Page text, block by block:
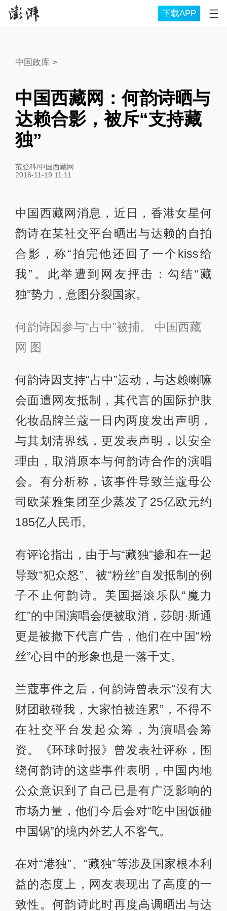
下载APP
中国政库 >
中国西藏网：何韵诗晒与
达赖合影，被斥“支持藏
独”
范登科/中国西藏网
2016-11-19 11:11
中国西藏网消息，近日，香港女星何
韵诗在某社交平台晒出与达赖的自拍
合影，称“拍完他还回了一个kiss给
我”。此举遭到网友抨击：勾结“藏
独”势力，意图分裂国家。
何韵诗因参与“占中”被捕。 中国西藏
网 图
何韵诗因支持“占中”运动，与达赖喇嘛
会面遭网友抵制，其代言的国际护肤
化妆品牌兰蔻一日内两度发出声明，
与其划清界线，更发表声明，以安全
理由，取消原本与何韵诗合作的演唱
会。有分析称，该事件导致兰蔻母公
司欧莱雅集团至少蒸发了25亿欧元约
185亿人民币。
有评论指出，由于与“藏独”掺和在一起
导致“犯众怒”、被“粉丝”自发抵制的例
子不止何韵诗。美国摇滚乐队“魔力
红”的中国演唱会便被取消，莎朗·斯通
更是被撤下代言广告，他们在中国“粉
丝”心目中的形象也是一落千丈。
兰蔻事件之后，何韵诗曾表示“没有大
财团敢碰我，大家怕被连累”，不得不
在社交平台发起众筹，为演唱会筹
资。《环球时报》曾发表社评称，围
绕何韵诗的这些事件表明，中国内地
公众意识到了自己已是有广泛影响的
市场力量，他们今后会对“吃中国饭砸
中国锅”的境内外艺人不客气。
在对“港独”、“藏独”等涉及国家根本利
益的态度上，网友表现出了高度的一
致性。何韵诗此时再度高调晒出与达